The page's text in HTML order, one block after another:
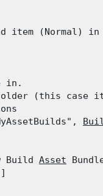
item (Normal)
in.
(this case
Build
Asset